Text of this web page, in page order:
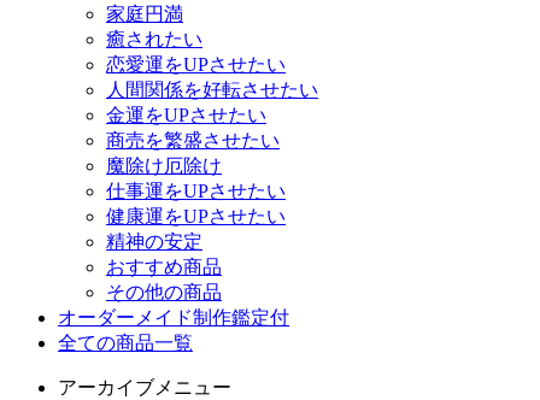
家庭円満
癒されたい
恋愛運をUPさせたい
人間関係を好転させたい
金運をUPさせたい
商売を繁盛させたい
魔除け厄除け
仕事運をUPさせたい
健康運をUPさせたい
精神の安定
おすすめ商品
その他の商品
オーダーメイド制作鑑定付
全ての商品一覧
アーカイブメニュー